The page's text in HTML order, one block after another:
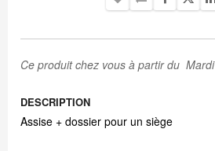
Ce produit chez vous à partir du
DESCRIPTION
Assise + dossier pour un siège